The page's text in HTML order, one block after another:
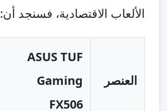
الألعاب الاقتصادية، فسنجد أن:
العنصر
ASUS TUF
Gaming
FX506